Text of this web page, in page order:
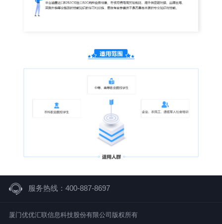
服务热线：400-887-8697
厦门优优汇联信息科技股份有限公司版权所有